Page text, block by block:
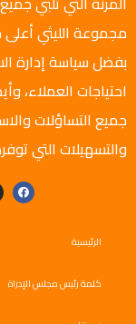
بفضل سياسة إدارة
احتياجات العملاء،
جميع التساؤلات
والتسهيلات التي
الرئيسية
كلمة رئيس مجلس الإدراة